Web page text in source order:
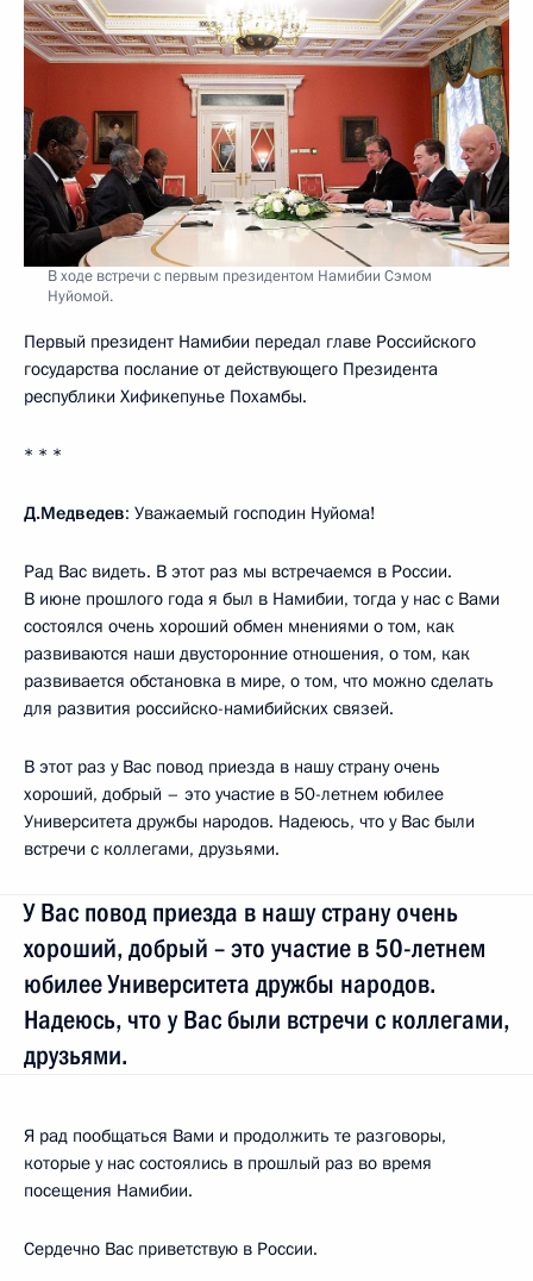
В ходе встречи с первым президентом Намибии Сэмом
Нуйомой.
Первый президент Намибии передал главе Российского
государства послание от действующего Президента
республики Хификепунье Похамбы.
* * *
Д.Медведев: Уважаемый господин Нуйома!
Рад Вас видеть. В этот раз мы встречаемся в России.
В июне прошлого года я был в Намибии, тогда у нас с Вами
состоялся очень хороший обмен мнениями о том, как
развиваются наши двусторонние отношения, о том, как
развивается обстановка в мире, о том, что можно сделать
для развития российско-намибийских связей.
В этот раз у Вас повод приезда в нашу страну очень
хороший, добрый – это участие в 50-летнем юбилее
Университета дружбы народов. Надеюсь, что у Вас были
встречи с коллегами, друзьями.
У Вас повод приезда в нашу страну очень
хороший, добрый – это участие в 50-летнем
юбилее Университета дружбы народов.
Надеюсь, что у Вас были встречи с коллегами,
друзьями.
Я рад пообщаться Вами и продолжить те разговоры,
которые у нас состоялись в прошлый раз во время
посещения Намибии.
Сердечно Вас приветствую в России.